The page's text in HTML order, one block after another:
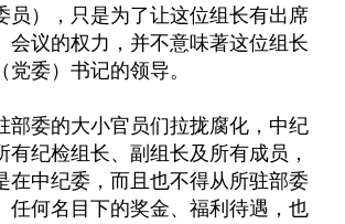
员），只是为了让这位组长有出席
会议的权力，并不意味著这位组长
委）书记的领导。
部委的大小官员们拉拢腐化，中纪
有纪检组长、副组长及所有成员，
在中纪委，而且也不得从所驻部委
任何名目下的奖金、福利待遇，也